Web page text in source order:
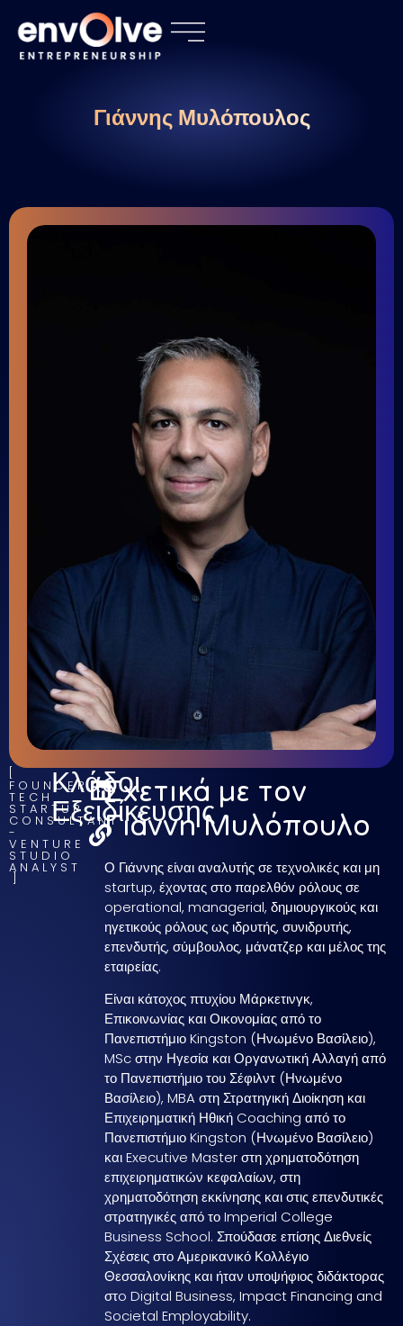
Γιάννης Μυλόπουλος
FOUNDER,
TECH
STARTUP
CONSULTANT
-
VENTURE
STUDIO
ANALYST
Κλάδοι
Εξειδίκευσης
Σχετικά με τον
Γιάννη Μυλόπουλο
Ο Γιάννης είναι αναλυτής σε τεχνολικές και μη
startup, έχοντας στο παρελθόν ρόλους σε
operational, managerial, δημιουργικούς και
ηγετικούς ρόλους ως ιδρυτής, συνιδρυτής,
επενδυτής, σύμβουλος, μάνατζερ και μέλος της
εταιρείας.
Είναι κάτοχος πτυχίου Μάρκετινγκ,
Επικοινωνίας και Οικονομίας από το
Πανεπιστήμιο Kingston (Ηνωμένο Βασίλειο),
MSc στην Ηγεσία και Οργανωτική Αλλαγή από
το Πανεπιστήμιο του Σέφιλντ (Ηνωμένο
Βασίλειο), MBA στη Στρατηγική Διοίκηση και
Επιχειρηματική Ηθική Coaching από το
Πανεπιστήμιο Kingston (Ηνωμένο Βασίλειο)
και Executive Master στη χρηματοδότηση
επιχειρηματικών κεφαλαίων, στη
χρηματοδότηση εκκίνησης και στις επενδυτικές
στρατηγικές από το Imperial College
Business School. Σπούδασε επίσης Διεθνείς
Σχέσεις στο Αμερικανικό Κολλέγιο
Θεσσαλονίκης και ήταν υποψήφιος διδάκτορας
στo Digital Business, Impact Financing and
Societal Employability.